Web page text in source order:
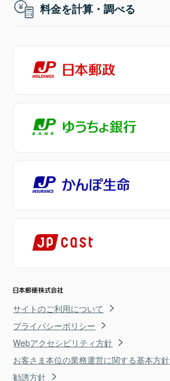
料金を計算・調べる
サイトのご利用について
プライバシーポリシー
Webアクセシビリティ方針
お客さま本位の業務運営に関する基本方針
勧誘方針